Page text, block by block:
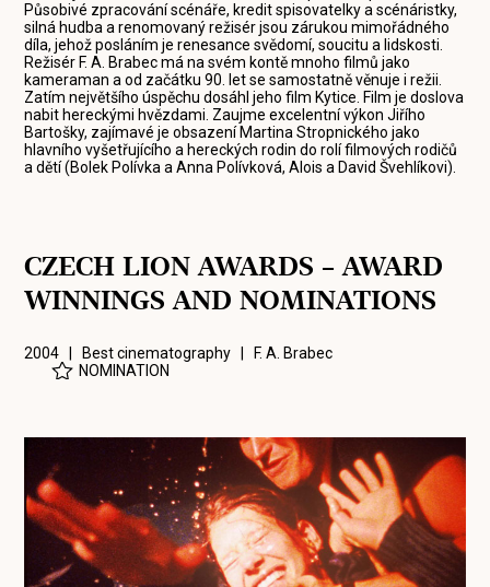
Působivé zpracování scénáře, kredit spisovatelky a scénáristky,
silná hudba a renomovaný režisér jsou zárukou mimořádného
díla, jehož posláním je renesance svědomí, soucitu a lidskosti.
Režisér F. A. Brabec má na svém kontě mnoho filmů jako
kameraman a od začátku 90. let se samostatně věnuje i režii.
Zatím největšího úspěchu dosáhl jeho film Kytice. Film je doslova
nabit hereckými hvězdami. Zaujme excelentní výkon Jiřího
Bartošky, zajímavé je obsazení Martina Stropnického jako
hlavního vyšetřujícího a hereckých rodin do rolí filmových rodičů
a dětí (Bolek Polívka a Anna Polívková, Alois a David Švehlíkovi).
CZECH LION AWARDS – AWARD
WINNINGS AND NOMINATIONS
2004 | Best cinematography | F. A. Brabec
NOMINATION